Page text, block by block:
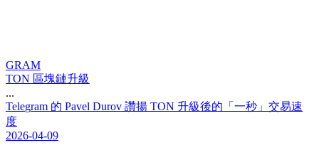
GRAM
TON 區塊鏈升級
...
Telegram 的 Pavel Durov 讚揚 TON 升級後的 「 一秒 」 交易速
度
2026-04-09